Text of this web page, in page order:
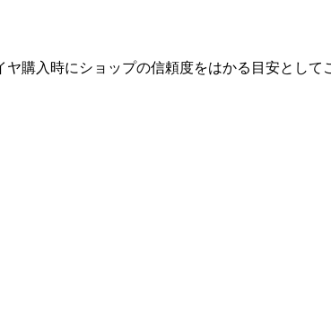
購入時にショップの信頼度をはかる目安として